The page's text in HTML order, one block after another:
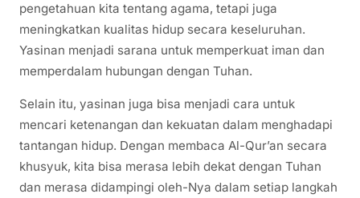
pengetahuan kita tentang agama, tetapi juga
meningkatkan kualitas hidup secara keseluruhan.
Yasinan menjadi sarana untuk memperkuat iman dan
memperdalam hubungan dengan Tuhan.
Selain itu, yasinan juga bisa menjadi cara untuk
mencari ketenangan dan kekuatan dalam menghadapi
tantangan hidup. Dengan membaca Al-Qur’an secara
khusyuk, kita bisa merasa lebih dekat dengan Tuhan
dan merasa didampingi oleh-Nya dalam setiap langkah